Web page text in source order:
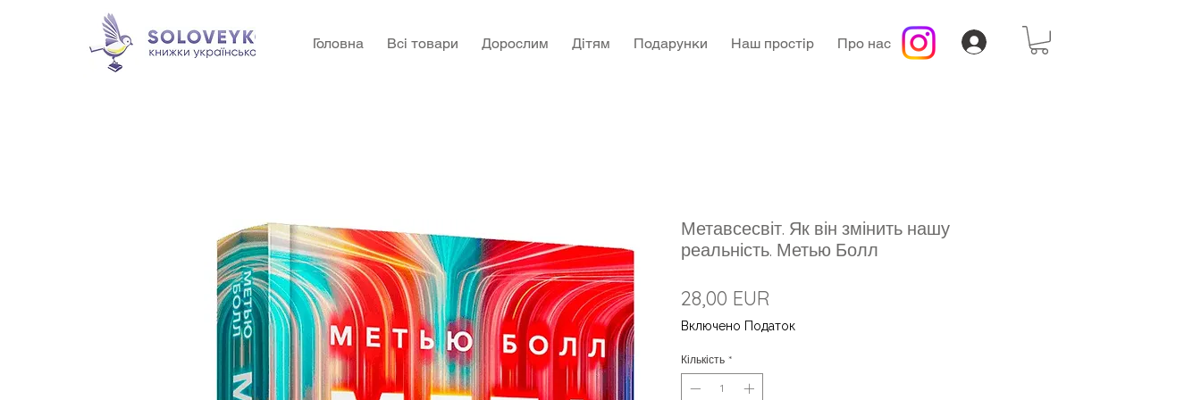
Головна Всі товари Дорослим Дітям Подарунки Наш простір Про нас
Метавсесвіт. Як він змінить нашу
реальність. Метью Болл
28,00 EUR
Включено Податок
Кількість *